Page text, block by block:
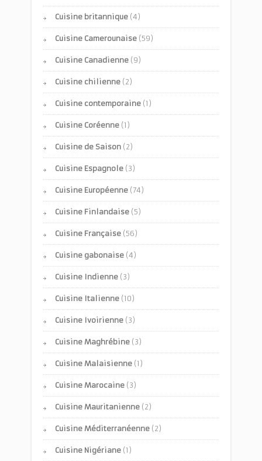
Cuisine britannique (4)
Cuisine Camerounaise (59)
Cuisine Canadienne (9)
Cuisine chilienne (2)
Cuisine contemporaine (1)
Cuisine Coréenne (1)
Cuisine de Saison (2)
Cuisine Espagnole (3)
Cuisine Européenne (74)
Cuisine Finlandaise (5)
Cuisine Française (56)
Cuisine gabonaise (4)
Cuisine Indienne (3)
Cuisine Italienne (10)
Cuisine Ivoirienne (3)
Cuisine Maghrébine (3)
Cuisine Malaisienne (1)
Cuisine Marocaine (3)
Cuisine Mauritanienne (2)
Cuisine Méditerranéenne (2)
Cuisine Nigériane (1)